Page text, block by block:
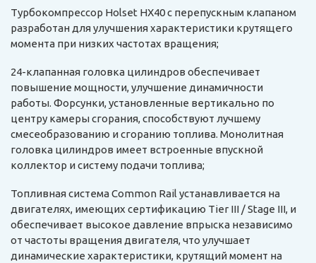
Турбокомпрессор Holset HX40 с перепускным клапаном
разработан для улучшения характеристики крутящего
момента при низких частотах вращения;
24-клапанная головка цилиндров обеспечивает
повышение мощности, улучшение динамичности
работы. Форсунки, установленные вертикально по
центру камеры сгорания, способствуют лучшему
смесеобразованию и сгоранию топлива. Монолитная
головка цилиндров имеет встроенные впускной
коллектор и систему подачи топлива;
Топливная система Common Rail устанавливается на
двигателях, имеющих сертификацию Tier III / Stage III, и
обеспечивает высокое давление впрыска независимо
от частоты вращения двигателя, что улучшает
динамические характеристики, крутящий момент на